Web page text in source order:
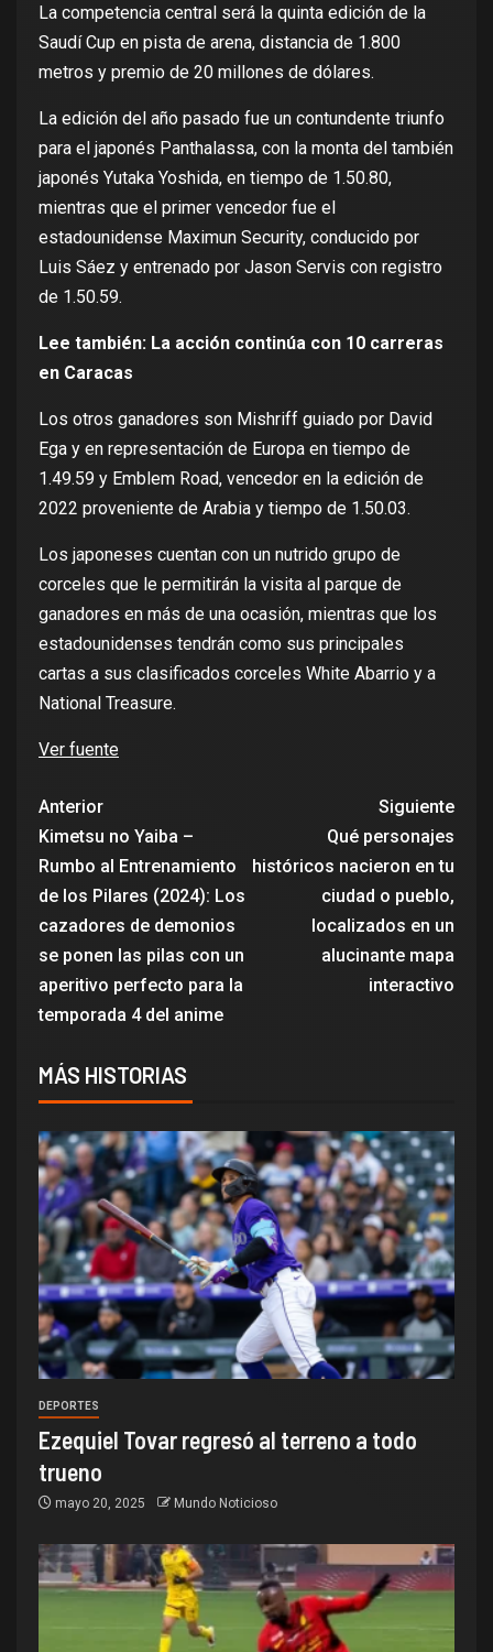
La competencia central será la quinta edición de la
Saudí Cup en pista de arena, distancia de 1.800
metros y premio de 20 millones de dólares.
La edición del año pasado fue un contundente triunfo
para el japonés Panthalassa, con la monta del también
japonés Yutaka Yoshida, en tiempo de 1.50.80,
mientras que el primer vencedor fue el
estadounidense Maximun Security, conducido por
Luis Sáez y entrenado por Jason Servis con registro
de 1.50.59.
Lee también: La acción continúa con 10 carreras
en Caracas
Los otros ganadores son Mishriff guiado por David
Ega y en representación de Europa en tiempo de
1.49.59 y Emblem Road, vencedor en la edición de
2022 proveniente de Arabia y tiempo de 1.50.03.
Los japoneses cuentan con un nutrido grupo de
corceles que le permitirán la visita al parque de
ganadores en más de una ocasión, mientras que los
estadounidenses tendrán como sus principales
cartas a sus clasificados corceles White Abarrio y a
National Treasure.
Ver fuente
Anterior
Kimetsu no Yaiba –
Rumbo al Entrenamiento
de los Pilares (2024): Los
cazadores de demonios
se ponen las pilas con un
aperitivo perfecto para la
temporada 4 del anime
Siguiente
Qué personajes
históricos nacieron en tu
ciudad o pueblo,
localizados en un
alucinante mapa
interactivo
MÁS HISTORIAS
DEPORTES
Ezequiel Tovar regresó al terreno a todo
trueno
mayo 20, 2025 Mundo Noticioso